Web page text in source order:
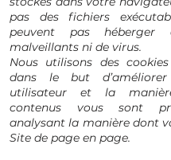
pas des fichiers
peuvent pas héberger
malveillants ni de virus.
Nous utilisons des
dans le but d’améliorer
utilisateur et la
contenus vous sont
analysant la manière dont
Site de page en page.